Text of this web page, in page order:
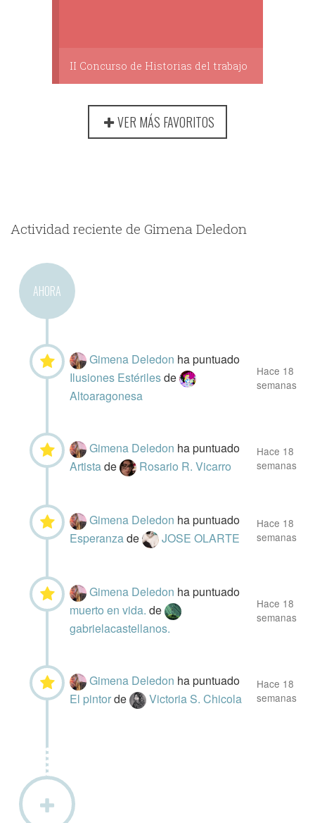
II Concurso de Historias del trabajo
VER MÁS FAVORITOS
Actividad reciente de Gimena Deledon
AHORA
Gimena Deledon ha puntuado
Ilusiones Estérilesde
Altoaragonesa
Hace 18
semanas
Gimena Deledon ha puntuado
Artistade Rosario R. Vicarro
Hace 18
semanas
Gimena Deledon ha puntuado
Esperanzade JOSE OLARTE
Hace 18
semanas
Gimena Deledon ha puntuado
muerto en vida.de
gabrielacastellanos.
Hace 18
semanas
Gimena Deledon ha puntuado
El pintorde Victoria S. Chicola
Hace 18
semanas